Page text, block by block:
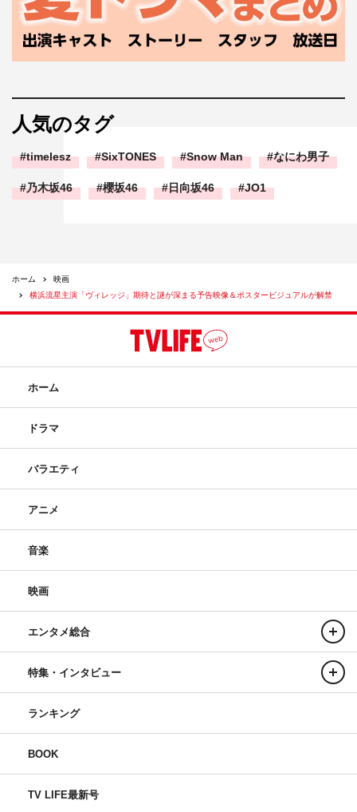
人気のタグ
timelesz SixTONES Snow Man なにわ男子
乃木坂46 櫻坂46 日向坂46 JO1
ホーム
映画
横浜流星主演「ヴィレッジ」期待と謎が深まる予告映像＆ポスタービジュアルが解禁
ホーム
ドラマ
バラエティ
アニメ
音楽
映画
エンタメ総合
特集・インタビュー
ランキング
BOOK
TV LIFE最新号